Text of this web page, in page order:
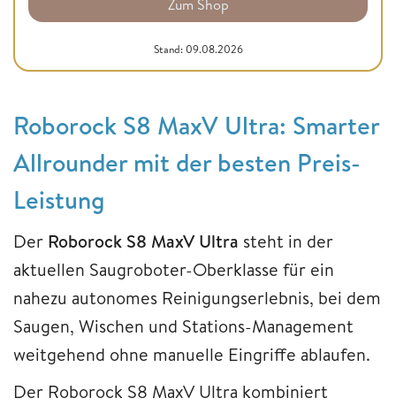
Zum Shop
Stand: 09.08.2026
Roborock S8 MaxV Ultra: Smarter
Allrounder mit der besten Preis-
Leistung
Der Roborock S8 MaxV Ultra steht in der
aktuellen Saugroboter-Oberklasse für ein
nahezu autonomes Reinigungserlebnis, bei dem
Saugen, Wischen und Stations-Management
weitgehend ohne manuelle Eingriffe ablaufen.
Der Roborock S8 MaxV Ultra kombiniert